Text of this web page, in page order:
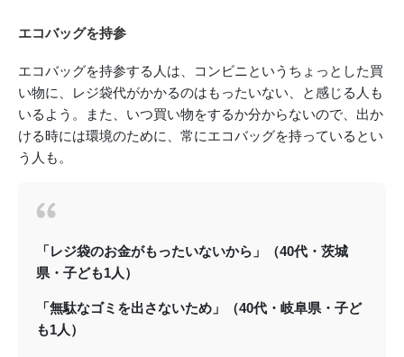
エコバッグを持参
エコバッグを持参する人は、コンビニというちょっとした買
い物に、レジ袋代がかかるのはもったいない、と感じる人も
いるよう。また、いつ買い物をするか分からないので、出か
ける時には環境のために、常にエコバッグを持っているとい
う人も。
「レジ袋のお金がもったいないから」（40代・茨城
県・子ども1人）
「無駄なゴミを出さないため」（40代・岐阜県・子ど
も1人）